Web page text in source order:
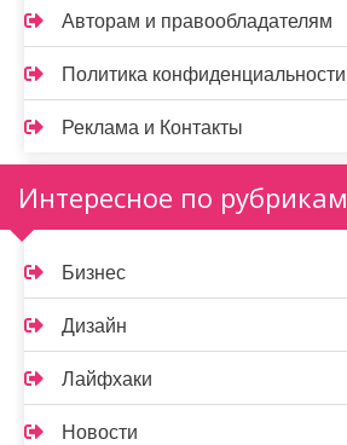
Авторам и правообладателям
Политика конфиденциальности
Реклама и Контакты
Интересное по рубрикам
Бизнес
Дизайн
Лайфхаки
Новости